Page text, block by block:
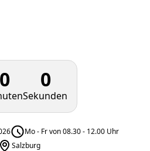
0 0
Sekunden
Mo - Fr von 08.30 - 12.00 Uhr
Salzburg